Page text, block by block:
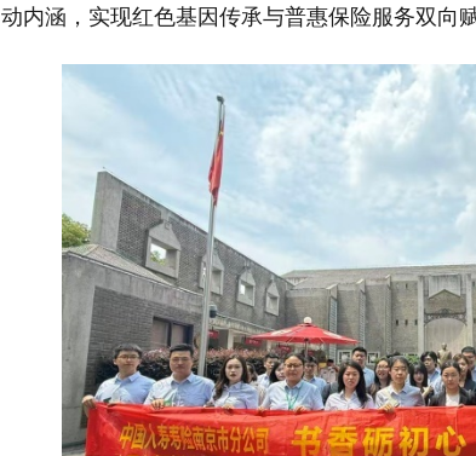
动内涵，实现红色基因传承与普惠保险服务双向赋